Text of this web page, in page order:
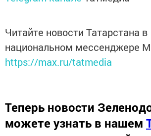
Читайте новости Татарстана в
национальном мессенджере
https://max.ru/tatmedia
Теперь новости
можете узнать в нашем